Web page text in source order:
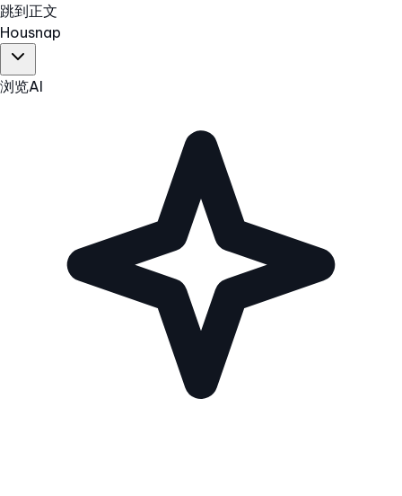
跳到正文
Housnap
浏览AI